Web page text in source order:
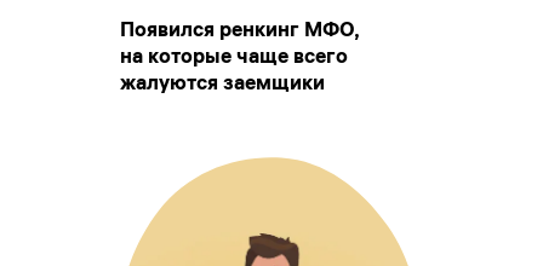
Появился ренкинг МФО,
на которые чаще всего
жалуются заемщики